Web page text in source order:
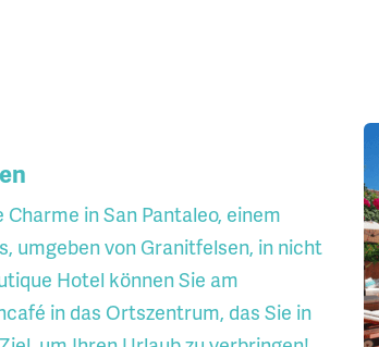
in San Pantaleo, einem
umgeben von Granitfelsen, in nicht
Hotel können Sie am
in das Ortszentrum, das Sie in